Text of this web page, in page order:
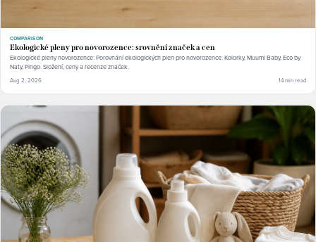
COMPARISON
Ekologické pleny pro novorozence: srovnění značek a cen
Ekologické pleny novorozence: Porovnání ekologických plen pro novorozence: Kolorky, Muumi Baby, Eco by
Naty, Pingo. Složení, ceny a recenze značek.
Aug 2, 2026 14 min read